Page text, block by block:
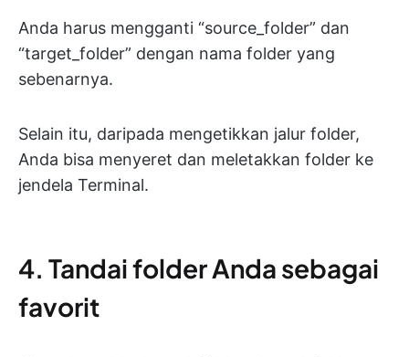
Anda harus mengganti “source_folder” dan
“target_folder” dengan nama folder yang
sebenarnya.
Selain itu, daripada mengetikkan jalur folder,
Anda bisa menyeret dan meletakkan folder ke
jendela Terminal.
4. Tandai folder Anda sebagai
favorit